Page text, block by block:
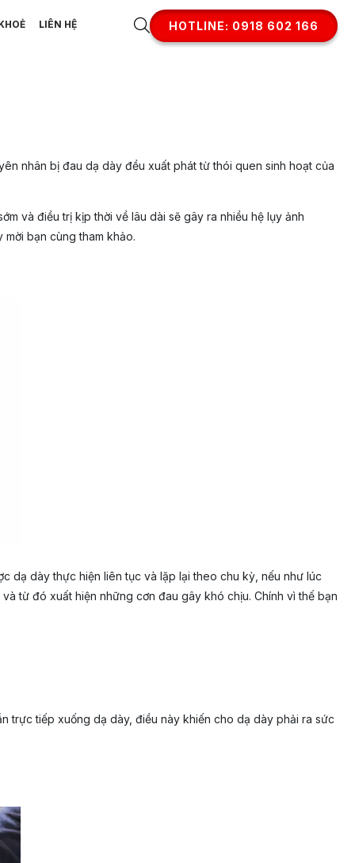
LIÊN HỆ HOTLINE: 0918 602 166
nhân bị đau dạ dày đều xuất phát từ thói quen sinh hoạt của
và điều trị kịp thời về lâu dài sẽ gây ra nhiều hệ lụy ảnh
bạn cùng tham khảo.
dạ dày thực hiện liên tục và lặp lại theo chu kỳ, nếu như lúc
từ đó xuất hiện những cơn đau gây khó chịu. Chính vì thế bạn
trực tiếp xuống dạ dày, điều này khiến cho dạ dày phải ra sức